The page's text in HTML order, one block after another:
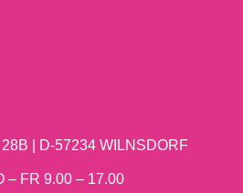
| D-57234 WILNSDORF
– FR 9.00 – 17.00